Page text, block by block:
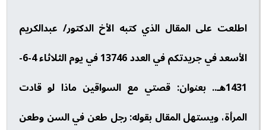
اطلعت على المقال الذي كتبه الأخ الدكتور/ عبدالكريم
الأسعد في جريدتكم في العدد 13746 في يوم الثلاثاء 4-6-
1431هـ.. بعنوان: قصتي مع السواقين ماذا لو قادت
المرأة، ويستهل المقال بقوله: رجل طعن في السن وطعن